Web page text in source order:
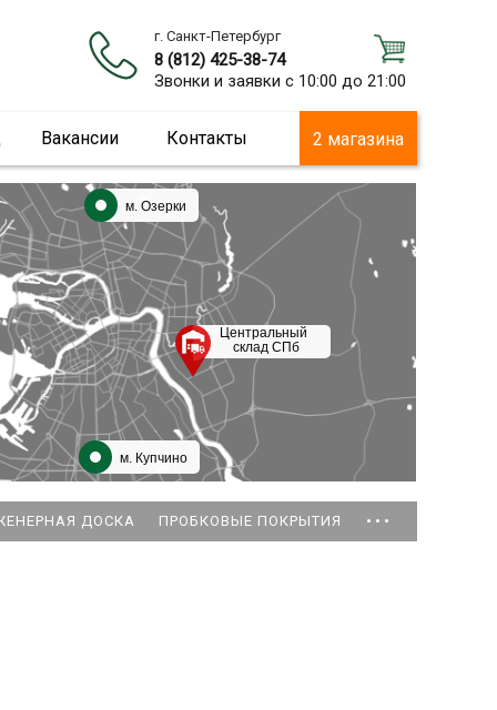
г. Санкт-Петербург
8 (812) 425-38-74
Звонки и заявки с 10:00 до 21:00
Вакансии Контакты 2 магазина
м. Озерки
м. Купчино
Центральный
склад СПб
ДОСКА ПРОБКОВЫЕ ПОКРЫТИЯ ...